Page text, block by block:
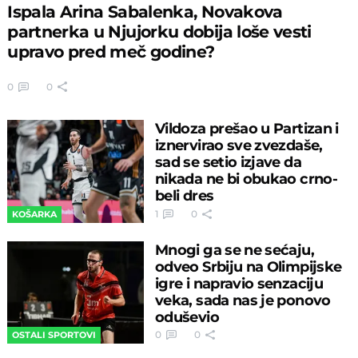
Ispala Arina Sabalenka, Novakova
partnerka u Njujorku dobija loše vesti
upravo pred meč godine?
0 0
KOŠARKA
Vildoza prešao u Partizan i
iznervirao sve zvezdaše,
sad se setio izjave da
nikada ne bi obukao crno-
beli dres
1 0
OSTALI SPORTOVI
Mnogi ga se ne sećaju,
odveo Srbiju na Olimpijske
igre i napravio senzaciju
veka, sada nas je ponovo
oduševio
0 0